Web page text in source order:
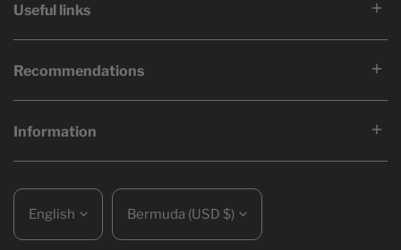
Useful links
Recommendations
Information
Language
English
Country/region
Bermuda (USD $)